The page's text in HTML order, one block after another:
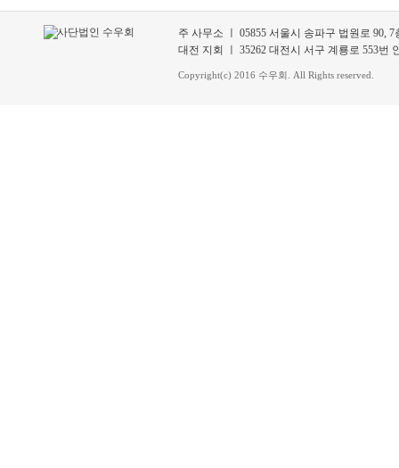
주 사무소 ㅣ 05855 서울시 송파구 법원로 90,
대전 지회 ㅣ 35262 대전시 서구 계룡로 553번
Copyright(c) 2016 수우회. All Rights reserved.